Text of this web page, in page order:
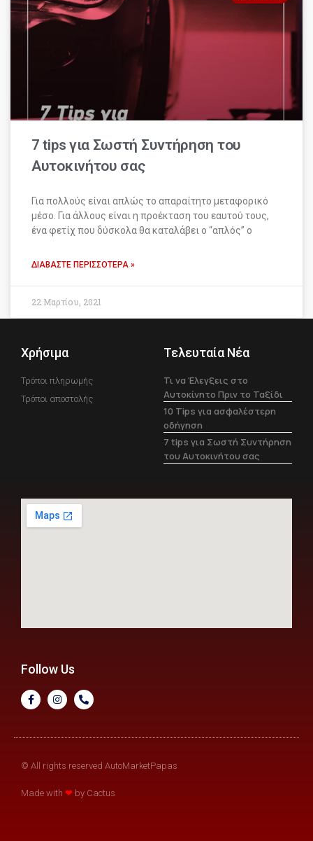
7 tips για Σωστή Συντήρηση του
Αυτοκινήτου σας
Για πολλούς είναι απλώς το απαραίτητο μεταφορικό
μέσο. Για άλλους είναι η προέκταση του εαυτού τους,
ένα φετίχ που δύσκολα θα καταλάβει ο “απλός” ο
ΔΙΑΒΆΣΤΕ ΠΕΡΙΣΣΌΤΕΡΑ »
22 Μαρτίου, 2021
Χρήσιμα
Τρόποι πληρωμής
Τρόποι αποστολής
Τελευταία Νέα
Τι να Έλεγξεις στο
Αυτοκίνητο Πριν το Ταξίδι
10 Tips για ασφαλέστερη
οδήγηση
7 tips για Σωστή Συντήρηση
του Αυτοκινήτου σας
Follow Us
© All rights reserved AutoMarketPapas
Made with ❤ by Cactus​​